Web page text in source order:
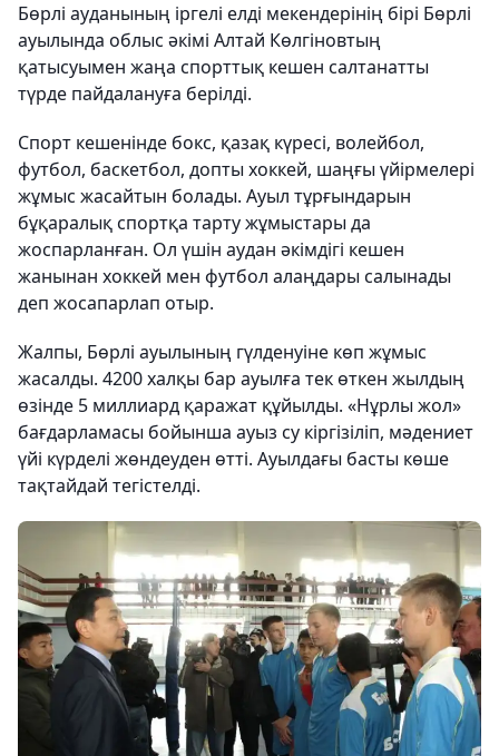
Бөрлі ауданының іргелі елді мекендерінің бірі Бөрлі
ауылында облыс әкімі Алтай Көлгіновтың
қатысуымен жаңа спорттық кешен салтанатты
түрде пайдалануға берілді.
Спорт кешенінде бокс, қазақ күресі, волейбол,
футбол, баскетбол, допты хоккей, шаңғы үйірмелері
жұмыс жасайтын болады. Ауыл тұрғындарын
бұқаралық спортқа тарту жұмыстары да
жоспарланған. Ол үшін аудан әкімдігі кешен
жанынан хоккей мен футбол алаңдары салынады
деп жосапарлап отыр.
Жалпы, Бөрлі ауылының гүлденуіне көп жұмыс
жасалды. 4200 халқы бар ауылға тек өткен жылдың
өзінде 5 миллиард қаражат құйылды. «Нұрлы жол»
бағдарламасы бойынша ауыз су кіргізіліп, мәдениет
үйі күрделі жөндеуден өтті. Ауылдағы басты көше
тақтайдай тегістелді.